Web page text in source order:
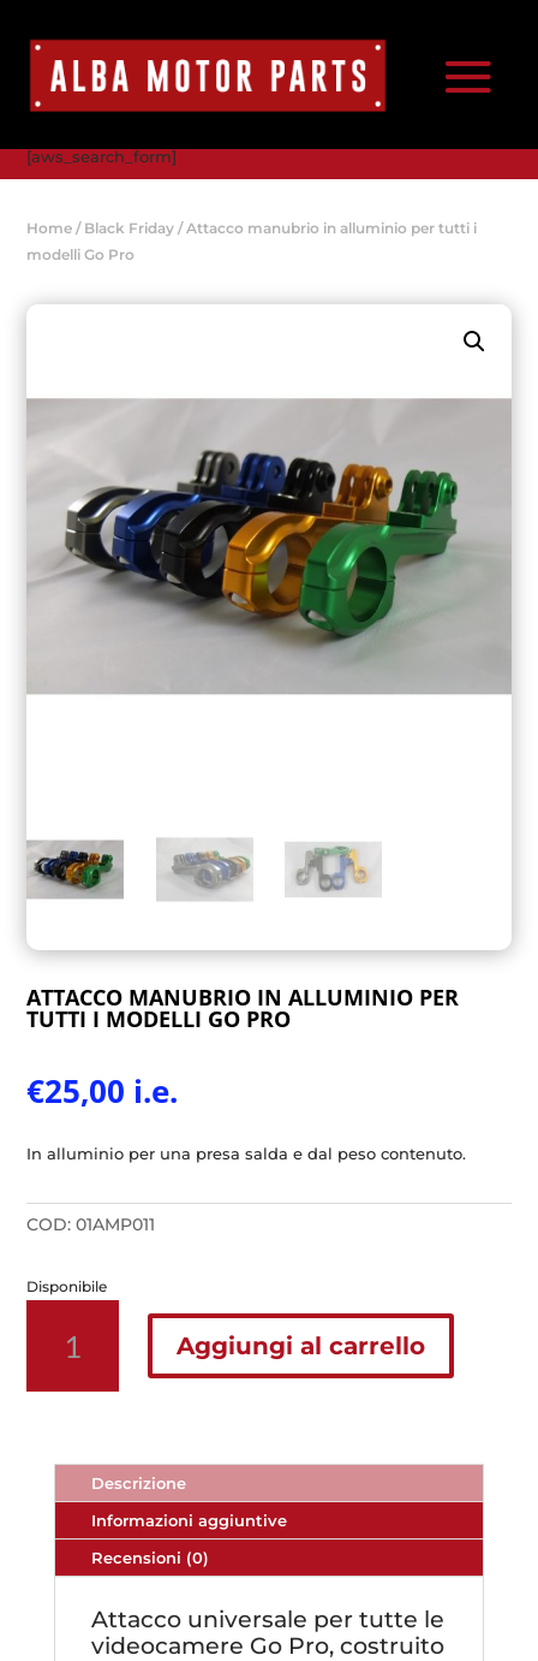
[aws_search_form]
Home / Black Friday / Attacco manubrio in alluminio per tutti i
modelli Go Pro
ATTACCO MANUBRIO IN ALLUMINIO PER
TUTTI I MODELLI GO PRO
€25,00 i.e.
In alluminio per una presa salda e dal peso contenuto.
COD:01AMP011
Disponibile
manubrio
alluminio
modelli
quantità
Aggiungi al carrello
Descrizione
Informazioni aggiuntive
Recensioni (0)
Attacco universale per tutte le
videocamere Go Pro, costruito